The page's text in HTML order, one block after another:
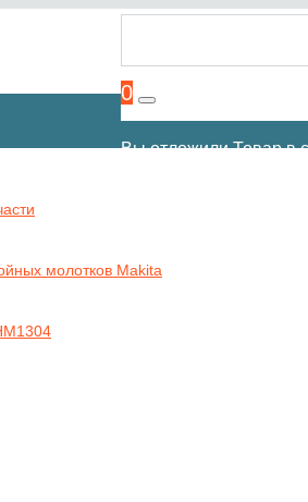
0
Вы отложилиТоварв
молотков Makita